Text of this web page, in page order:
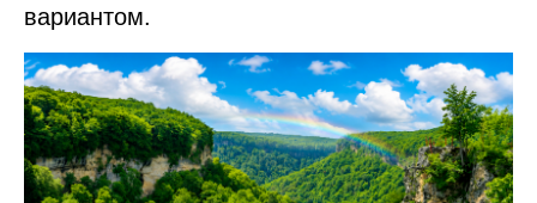
вариантом.